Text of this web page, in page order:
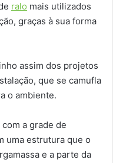
ralo mais utilizados
graças à sua forma
assim dos projetos
que se camufla
o ambiente.
a grade de
uma estrutura que o
e a parte da